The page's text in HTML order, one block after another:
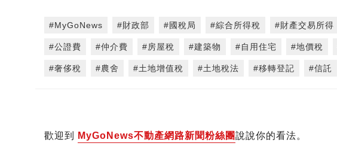
#MyGoNews #財政部 #國稅局 #綜合所得稅 #財產交易所得
#公證費 #仲介費 #房屋稅 #建築物 #自用住宅 #地價稅
#奢侈稅 #農舍 #土地增值稅 #土地稅法 #移轉登記 #信託
歡迎到 MyGoNews不動產網路新聞粉絲團說說你的看法。